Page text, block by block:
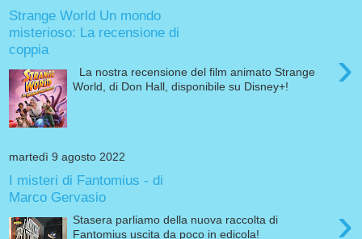
Strange World Un mondo
misterioso: La recensione di
coppia
›
La nostra recensione del film animato Strange
World, di Don Hall, disponibile su Disney+!
martedì 9 agosto 2022
I misteri di Fantomius - di
Marco Gervasio
›
Stasera parliamo della nuova raccolta di
Fantomius uscita da poco in edicola!